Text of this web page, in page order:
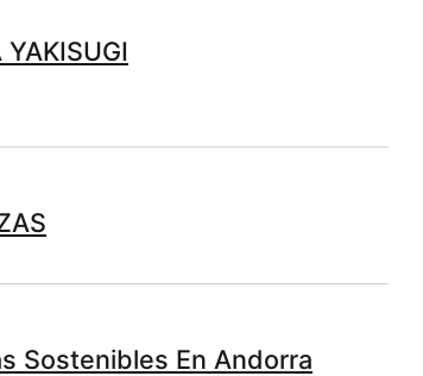
YAKISUGI
Sostenibles En Andorra